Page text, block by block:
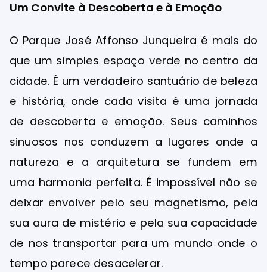
Um Convite à Descoberta e à Emoção
O Parque José Affonso Junqueira é mais do
que um simples espaço verde no centro da
cidade. É um verdadeiro santuário de beleza
e história, onde cada visita é uma jornada
de descoberta e emoção. Seus caminhos
sinuosos nos conduzem a lugares onde a
natureza e a arquitetura se fundem em
uma harmonia perfeita. É impossível não se
deixar envolver pelo seu magnetismo, pela
sua aura de mistério e pela sua capacidade
de nos transportar para um mundo onde o
tempo parece desacelerar.